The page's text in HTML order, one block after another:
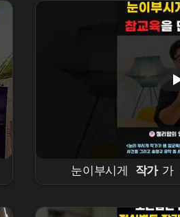
눈이부시게 작가 가